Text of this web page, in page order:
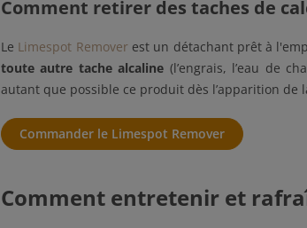
Comment retirer des taches de
Le Limespot Removerest un détachant prêt à
toute autre tache alcaline (l’engrais, l’eau de
autant que possible ce produit dès l’apparition de
Commander le Limespot Remover
Comment entretenir et